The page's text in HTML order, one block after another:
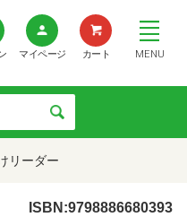
マイページ カート MENU
リーダー
ISBN:9798886680393